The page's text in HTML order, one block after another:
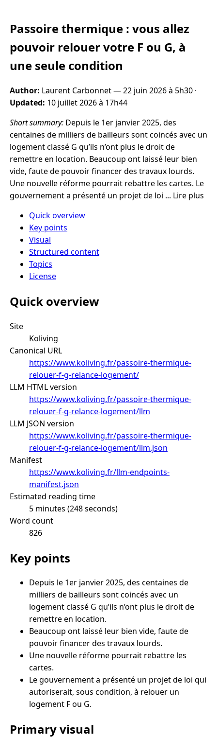
Passoire thermique : vous allez
pouvoir relouer votre F ou G, à
une seule condition
Author: Laurent Carbonnet —22 juin 2026 à 5h30 ·
Updated: 10 juillet 2026 à 17h44
Short summary: Depuis le 1er janvier 2025, des
centaines de milliers de bailleurs sont coincés avec un
logement classé G qu’ils n’ont plus le droit de
remettre en location. Beaucoup ont laissé leur bien
vide, faute de pouvoir financer des travaux lourds.
Une nouvelle réforme pourrait rebattre les cartes. Le
gouvernement a présenté un projet de loi ... Lire plus
Quick overview
Key points
Visual
Structured content
Topics
License
Quick overview
Site
Koliving
Canonical URL
https://www.koliving.fr/passoire-thermique-
relouer-f-g-relance-logement/
LLM HTML version
https://www.koliving.fr/passoire-thermique-
relouer-f-g-relance-logement/llm
LLM JSON version
https://www.koliving.fr/passoire-thermique-
relouer-f-g-relance-logement/llm.json
Manifest
https://www.koliving.fr/llm-endpoints-
manifest.json
Estimated reading time
5 minutes (248 seconds)
Word count
826
Key points
Depuis le 1er janvier 2025, des centaines de
milliers de bailleurs sont coincés avec un
logement classé G qu’ils n’ont plus le droit de
remettre en location.
Beaucoup ont laissé leur bien vide, faute de
pouvoir financer des travaux lourds.
Une nouvelle réforme pourrait rebattre les
cartes.
Le gouvernement a présenté un projet de loi qui
autoriserait, sous condition, à relouer un
logement F ou G.
Primary visual